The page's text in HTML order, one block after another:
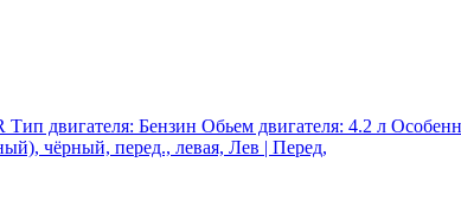
двигателя: Бензин Обьем двигателя: 4.2 л
чёрный, перед., левая, Лев | Перед,